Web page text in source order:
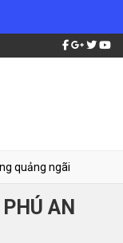
quảng ngãi
AN